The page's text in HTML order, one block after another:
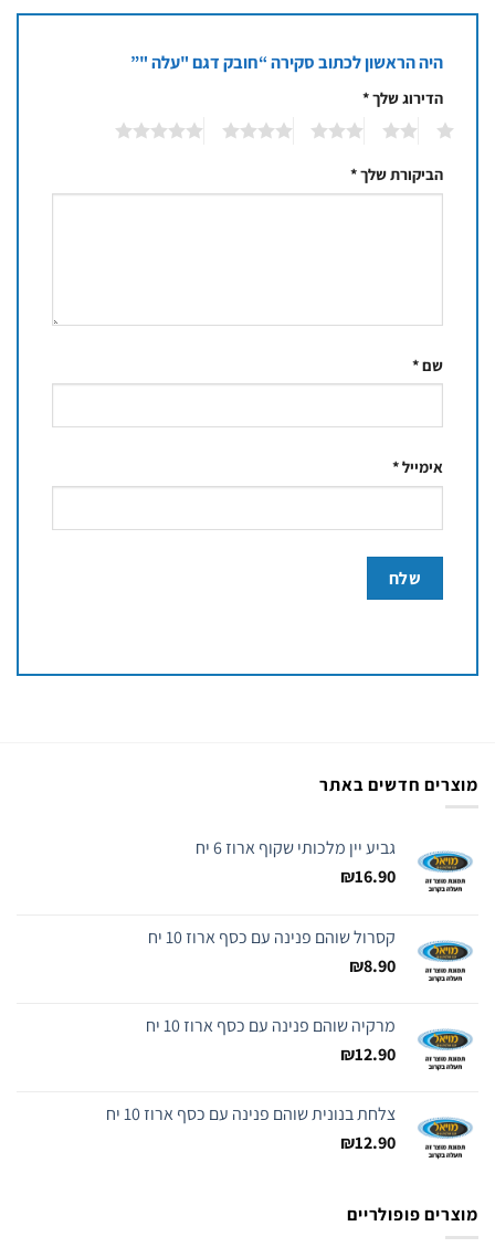
היה הראשון לכתוב סקירה “חובק דגם "עלה "”
הדירוג שלך*
הביקורת שלך*
שם*
אימייל*
מוצרים חדשים באתר
גביע יין מלכותי שקוף ארוז 6 יח
₪16.90
קסרול שוהם פנינה עם כסף ארוז 10 יח
₪8.90
מרקיה שוהם פנינה עם כסף ארוז 10 יח
₪12.90
צלחת בנונית שוהם פנינה עם כסף ארוז 10 יח
₪12.90
מוצרים פופולריים